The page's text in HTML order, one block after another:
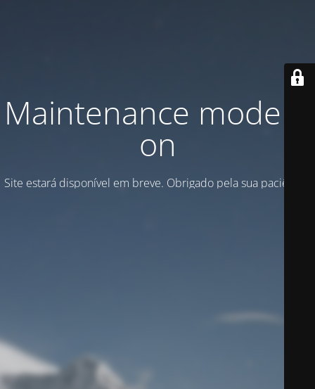
Maintenance mode is
on
Site estará disponível em breve. Obrigado pela sua paciência!